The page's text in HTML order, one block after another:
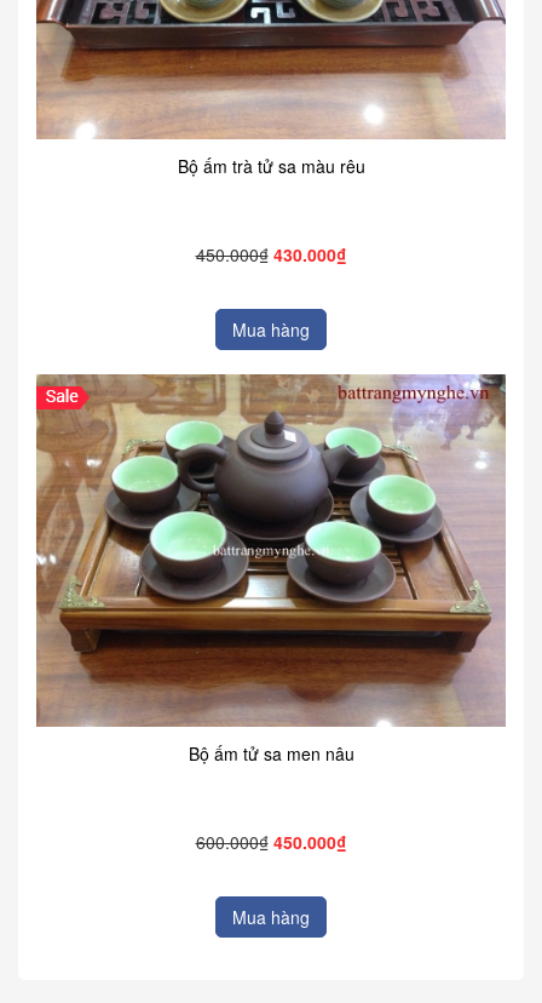
Bộ ấm trà tử sa màu rêu
450.000₫ 430.000₫
Mua hàng
Bộ ấm tử sa men nâu
600.000₫ 450.000₫
Mua hàng